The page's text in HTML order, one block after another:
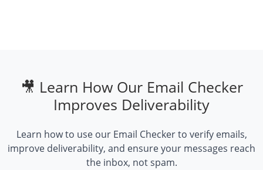
🎥 Learn How Our Email Checker
Improves Deliverability
Learn how to use our Email Checker to verify emails,
improve deliverability, and ensure your messages reach
the inbox, not spam.